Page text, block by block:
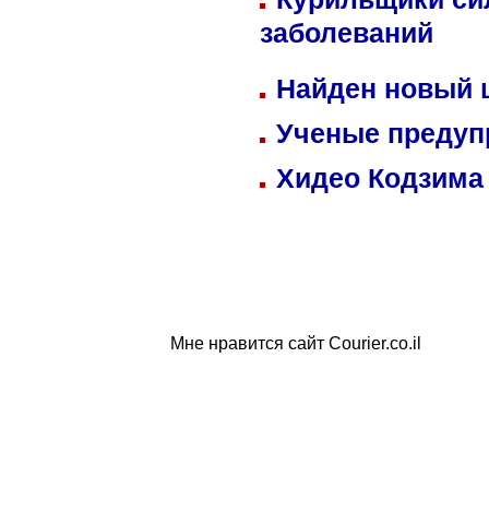
заболеваний
Найден
Ученые
Хидео
Мне нравится сайт Courier.co.il